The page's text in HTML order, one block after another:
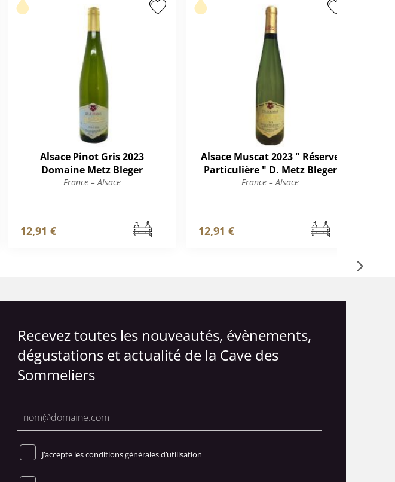
Alsace Pinot Gris 2023
Domaine Metz Bleger
France – Alsace
12,91 €
Alsace Muscat 2023 " Réserve
Particulière " D. Metz Bleger
France – Alsace
12,91 €
Recevez toutes les nouveautés, évènements,
dégustations et actualité de la Cave des
Sommeliers
J’accepte les conditions générales d’utilisation